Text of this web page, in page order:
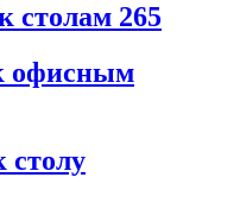
столам 265
офисным
столу